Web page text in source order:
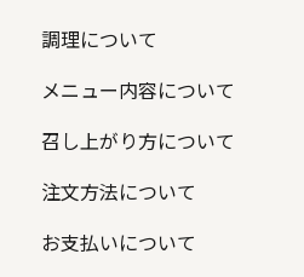
調理について
メニュー内容について
召し上がり方について
注文方法について
お支払いについて